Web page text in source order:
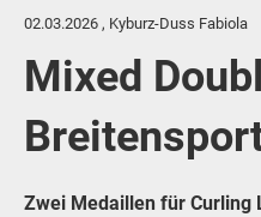
02.03.2026 , Kyburz-Duss Fabiola
Mixed
Zwei Medaillen für Curling